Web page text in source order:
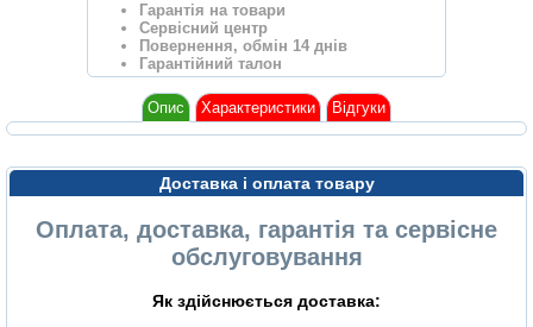
Гарантія на товари
Сервісний центр
Повернення, обмін 14 днів
Гарантійний талон
Опис Характеристики Відгуки
Доставка і оплата товару
Оплата, доставка, гарантія та сервісне
обслуговування
Як здійснюється доставка: